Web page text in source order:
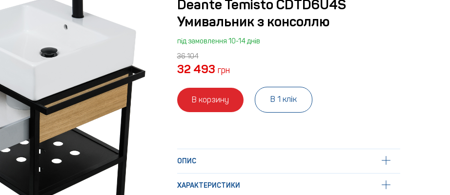
Deante Temisto CDTD6U4S
Умивальник з консоллю
під замовлення 10-14 днів
36 104
32 493 грн
В корзину В 1 клік
ОПИС
ХАРАКТЕРИСТИКИ